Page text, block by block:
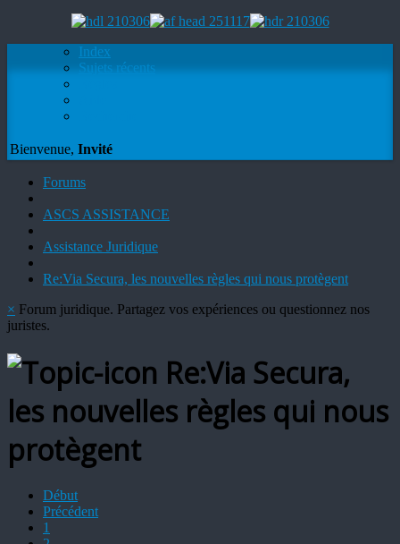
Index
Sujets récents
Bienvenue, Invité
Forums
ASCS ASSISTANCE
Assistance Juridique
Re:Via Secura, les nouvelles règles qui nous protègent
× Forum juridique. Partagez vos expériences ou questionnez nos
juristes.
Re:Via Secura,
les nouvelles règles qui nous
protègent
Début
Précédent
1